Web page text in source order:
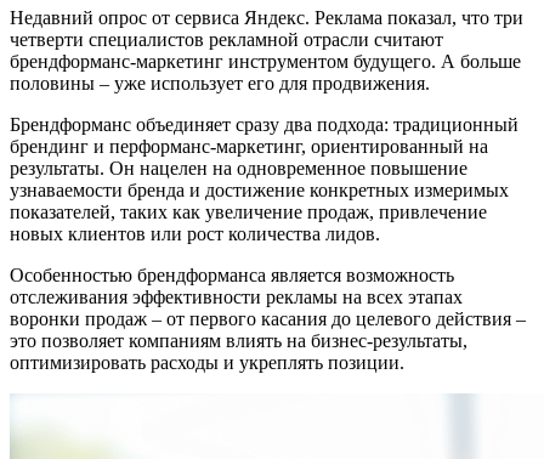
Недавний опрос от сервиса Яндекс. Реклама показал, что три
четверти специалистов рекламной отрасли считают
брендформанс-маркетинг инструментом будущего. А больше
половины – уже использует его для продвижения.
Брендформанс объединяет сразу два подхода: традиционный
брендинг и перформанс-маркетинг, ориентированный на
результаты. Он нацелен на одновременное повышение
узнаваемости бренда и достижение конкретных измеримых
показателей, таких как увеличение продаж, привлечение
новых клиентов или рост количества лидов.
Особенностью брендформанса является возможность
отслеживания эффективности рекламы на всех этапах
воронки продаж – от первого касания до целевого действия –
это позволяет компаниям влиять на бизнес-результаты,
оптимизировать расходы и укреплять позиции.